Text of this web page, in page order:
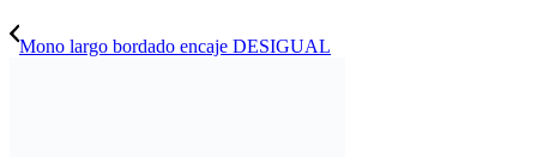
Mono largo bordado encaje DESIGUAL